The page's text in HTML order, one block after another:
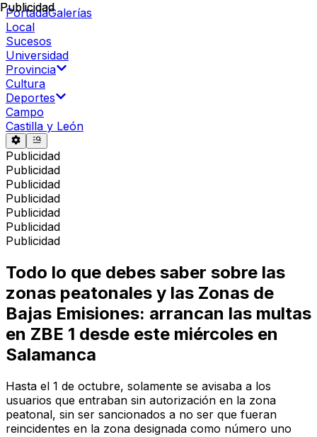
PortadaGalerías
Local
Sucesos
Universidad
Provincia
Cultura
Deportes
Campo
Castilla y León
Publicidad
Publicidad
Publicidad
Publicidad
Publicidad
Publicidad
Publicidad
Publicidad
Todo lo que debes saber sobre las
zonas peatonales y las Zonas de
Bajas Emisiones: arrancan las multas
en ZBE 1 desde este miércoles en
Salamanca
Hasta el 1 de octubre, solamente se avisaba a los
usuarios que entraban sin autorización en la zona
peatonal, sin ser sancionados a no ser que fueran
reincidentes en la zona designada como número uno
Publicidad